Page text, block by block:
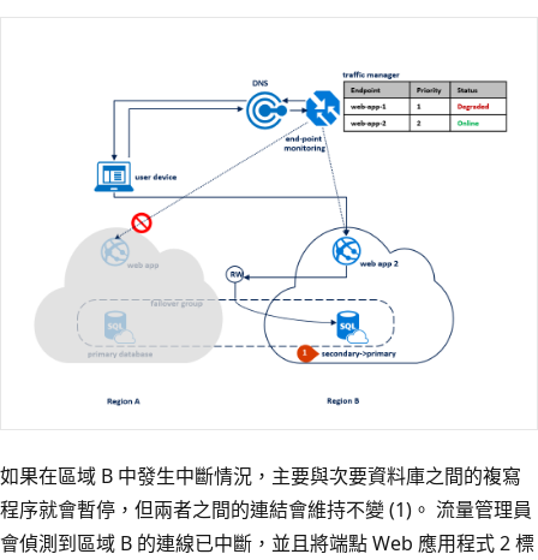
如果在區域 B 中發生中斷情況，主要與次要資料庫之間的複寫
程序就會暫停，但兩者之間的連結會維持不變 (1)。 流量管理員
會偵測到區域 B 的連線已中斷，並且將端點 Web 應用程式 2 標